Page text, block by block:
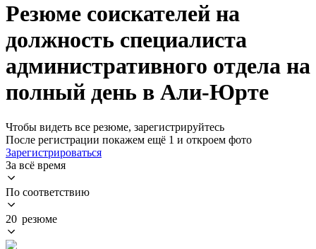
Резюме соискателей на
должность специалиста
административного отдела на
полный день в Али-Юрте
Чтобы видеть все резюме, зарегистрируйтесь
После регистрации покажем ещё 1 и откроем фото
Зарегистрироваться
За всё время
По соответствию
20 резюме